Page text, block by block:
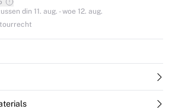
din 11. aug. - woe 12. aug.